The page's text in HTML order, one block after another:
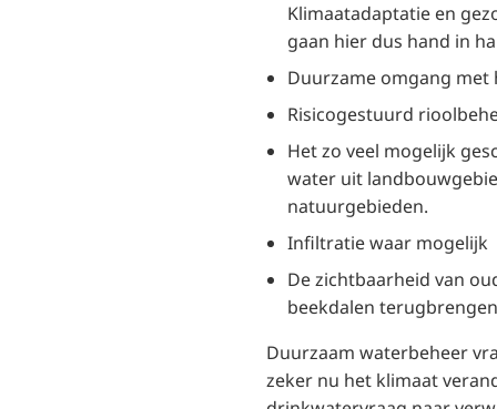
Klimaatadaptatie en
gaan hier dus hand in
Duurzame omgang met
Risicogestuurd
Het zo veel mogelijk
water uit
natuurgebieden.
Infiltratie waar mogelijk
De zichtbaarheid van
beekdalen
Duurzaam waterbeheer
zeker nu het klimaat